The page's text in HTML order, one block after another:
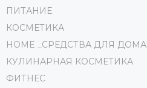
ПИТАНИЕ
КОСМЕТИКА
HOME _СРЕДСТВА ДЛЯ ДОМА
КУЛИНАРНАЯ КОСМЕТИКА
ФИТНЕС